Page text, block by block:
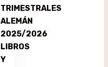
TRIMESTRALES
ALEMÁN
2025/2026
LIBROS
Y